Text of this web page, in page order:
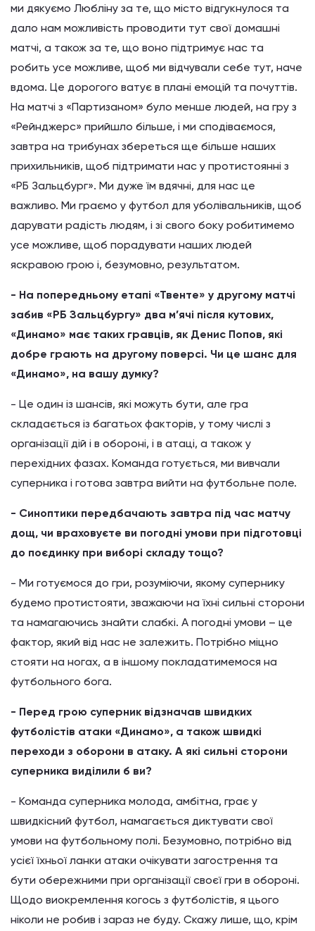
ми дякуємо Любліну за те, що місто відгукнулося та
дало нам можливість проводити тут свої домашні
матчі, а також за те, що воно підтримує нас та
робить усе можливе, щоб ми відчували себе тут, наче
вдома. Це дорогого ватує в плані емоцій та почуттів.
На матчі з «Партизаном» було менше людей, на гру з
«Рейнджерс» прийшло більше, і ми сподіваємося,
завтра на трибунах збереться ще більше наших
прихильників, щоб підтримати нас у протистоянні з
«РБ Зальцбург». Ми дуже їм вдячні, для нас це
важливо. Ми граємо у футбол для уболівальників, щоб
дарувати радість людям, і зі свого боку робитимемо
усе можливе, щоб порадувати наших людей
яскравою грою і, безумовно, результатом.
- На попередньому етапі «Твенте» у другому матчі
забив «РБ Зальцбургу» два м’ячі після кутових,
«Динамо» має таких гравців, як Денис Попов, які
добре грають на другому поверсі. Чи це шанс для
«Динамо», на вашу думку?
- Це один із шансів, які можуть бути, але гра
складається із багатьох факторів, у тому числі з
організації дій і в обороні, і в атаці, а також у
перехідних фазах. Команда готується, ми вивчали
суперника і готова завтра вийти на футбольне поле.
- Синоптики передбачають завтра під час матчу
дощ, чи враховуєте ви погодні умови при підготовці
до поєдинку при виборі складу тощо?
- Ми готуємося до гри, розуміючи, якому супернику
будемо протистояти, зважаючи на їхні сильні сторони
та намагаючись знайти слабкі. А погодні умови – це
фактор, який від нас не залежить. Потрібно міцно
стояти на ногах, а в іншому покладатимемося на
футбольного бога.
- Перед грою суперник відзначав швидких
футболістів атаки «Динамо», а також швидкі
переходи з оборони в атаку. А які сильні сторони
суперника виділили б ви?
- Команда суперника молода, амбітна, грає у
швидкісний футбол, намагається диктувати свої
умови на футбольному полі. Безумовно, потрібно від
усієї їхньої ланки атаки очікувати загострення та
бути обережними при організації своєї гри в обороні.
Щодо виокремлення когось з футболістів, я цього
ніколи не робив і зараз не буду. Скажу лише, що, крім